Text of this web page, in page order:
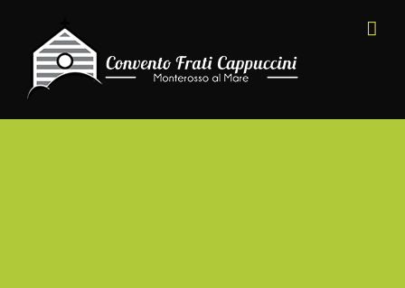
contenuto